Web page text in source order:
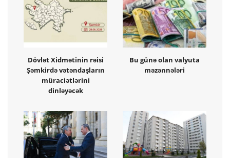
Dövlət Xidmətinin rəisi
Şəmkirdə vətəndaşların
müraciətlərini
dinləyəcək
Bu günə olan valyuta
məzənnələri